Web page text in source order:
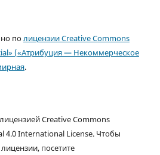
по лицензии Creative Commons
(«Атрибуция — Некоммерческое
.
Creative Commons
4.0 International License. Чтобы
посетите